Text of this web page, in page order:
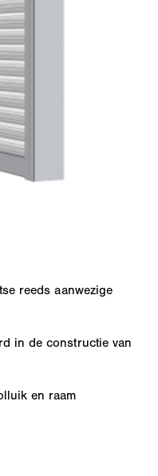
reeds aanwezige
in de constructie van
en raam